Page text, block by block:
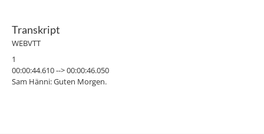
Transkript
WEBVTT
1
00:00:44.610 --> 00:00:46.050
Sam Hänni: Guten Morgen.